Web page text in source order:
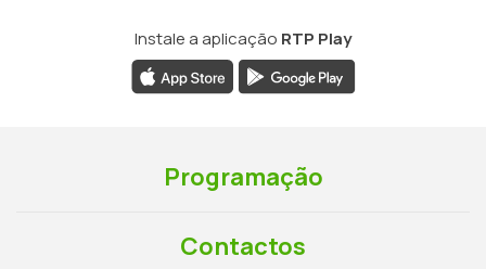
Instale a aplicação RTP Play
Programação
Contactos